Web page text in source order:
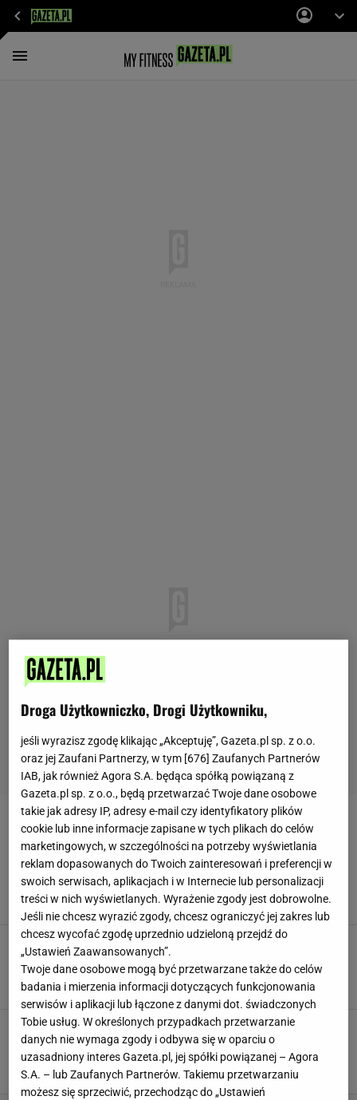
GAL GADOT
Przez tydzień ćwiczyła jak Wonder Woman. "To
nie jest trening dla zwykłych śmiertelników"
MATERIAŁ PROMOCYJNY PR
Wonder Woman kontra Kapitan Marvel - która
superbohaterka ma lepszy trening?
Dziennikarka przetestowała obie wersje
MATERIAŁ PROMOCYJNY PR
Trener personalny Gal Gadot opowiedział o jej
ćwiczeniach. Przygotowania do "Wonder
Woman 1984" nie należały do łatwych
MATERIAŁ PROMOCYJNY PR
Droga Użytkowniczko, Drogi Użytkowniku,
jeśli wyrazisz zgodę klikając „Akceptuję”, Gazeta.pl sp. z o.o.
oraz jej Zaufani Partnerzy, w tym [ 676 ] Zaufanych Partnerów
IAB, jak również Agora S.A. będąca spółką powiązaną z
Gazeta.pl sp. z o.o., będą przetwarzać Twoje dane osobowe
takie jak adresy IP, adresy e-mail czy identyfikatory plików
cookie lub inne informacje zapisane w tych plikach do celów
marketingowych, w szczególności na potrzeby wyświetlania
reklam dopasowanych do Twoich zainteresowań i preferencji w
swoich serwisach, aplikacjach i w Internecie lub personalizacji
treści w nich wyświetlanych. Wyrażenie zgody jest dobrowolne.
Jeśli nie chcesz wyrazić zgody, chcesz ograniczyć jej zakres lub
chcesz wycofać zgodę uprzednio udzieloną przejdź do
„Ustawień Zaawansowanych”.
Twoje dane osobowe mogą być przetwarzane także do celów
badania i mierzenia informacji dotyczących funkcjonowania
serwisów i aplikacji lub łączone z danymi dot. świadczonych
Tobie usług. W określonych przypadkach przetwarzanie
danych nie wymaga zgody i odbywa się w oparciu o
uzasadniony interes Gazeta.pl, jej spółki powiązanej – Agora
S.A. – lub Zaufanych Partnerów. Takiemu przetwarzaniu
możesz się sprzeciwić, przechodząc do „Ustawień